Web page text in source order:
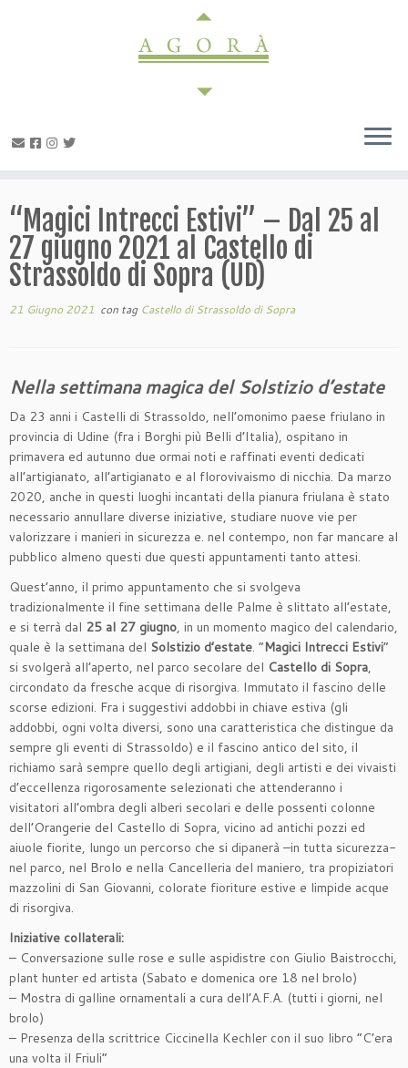
“Magici Intrecci Estivi” – Dal 25 al
27 giugno 2021 al Castello di
Strassoldo di Sopra (UD)
21 Giugno 2021 con tag Castello di Strassoldo di Sopra
Nella settimana magica del Solstizio d’estate
Da 23 anni i Castelli di Strassoldo, nell’omonimo paese friulano in
provincia di Udine (fra i Borghi più Belli d’Italia), ospitano in
primavera ed autunno due ormai noti e raffinati eventi dedicati
all’artigianato, all’artigianato e al florovivaismo di nicchia. Da marzo
2020, anche in questi luoghi incantati della pianura friulana è stato
necessario annullare diverse iniziative, studiare nuove vie per
valorizzare i manieri in sicurezza e. nel contempo, non far mancare al
pubblico almeno questi due questi appuntamenti tanto attesi.
Quest’anno, il primo appuntamento che si svolgeva
tradizionalmente il fine settimana delle Palme è slittato all’estate,
e si terrà dal 25 al 27 giugno, in un momento magico del calendario,
quale è la settimana del Solstizio d’estate. “Magici Intrecci Estivi”
si svolgerà all’aperto, nel parco secolare del Castello di Sopra,
circondato da fresche acque di risorgiva. Immutato il fascino delle
scorse edizioni. Fra i suggestivi addobbi in chiave estiva (gli
addobbi, ogni volta diversi, sono una caratteristica che distingue da
sempre gli eventi di Strassoldo) e il fascino antico del sito, il
richiamo sarà sempre quello degli artigiani, degli artisti e dei vivaisti
d’eccellenza rigorosamente selezionati che attenderanno i
visitatori all’ombra degli alberi secolari e delle possenti colonne
dell’Orangerie del Castello di Sopra, vicino ad antichi pozzi ed
aiuole fiorite, lungo un percorso che si dipanerà –in tutta sicurezza-
nel parco, nel Brolo e nella Cancelleria del maniero, tra propiziatori
mazzolini di San Giovanni, colorate fioriture estive e limpide acque
di risorgiva.
Iniziative collaterali:
– Conversazione sulle rose e sulle aspidistre con Giulio Baistrocchi,
plant hunter ed artista (Sabato e domenica ore 18 nel brolo)
– Mostra di galline ornamentali a cura dell’A.F.A. (tutti i giorni, nel
brolo)
– Presenza della scrittrice Ciccinella Kechler con il suo libro “C’era
una volta il Friuli”